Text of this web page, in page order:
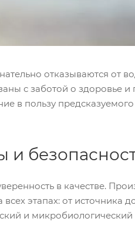
отказываются от
с заботой о
в пользу
и
в качестве.
этапах: от источника
и микробиологический